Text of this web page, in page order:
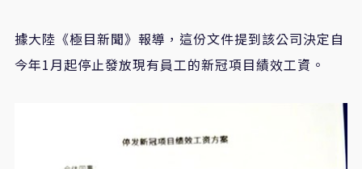
據大陸《極目新聞》報導，這份文件提到該公司決定自
今年1月起停止發放現有員工的新冠項目績效工資。